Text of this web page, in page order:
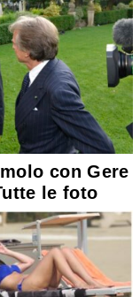
con Gere
le foto